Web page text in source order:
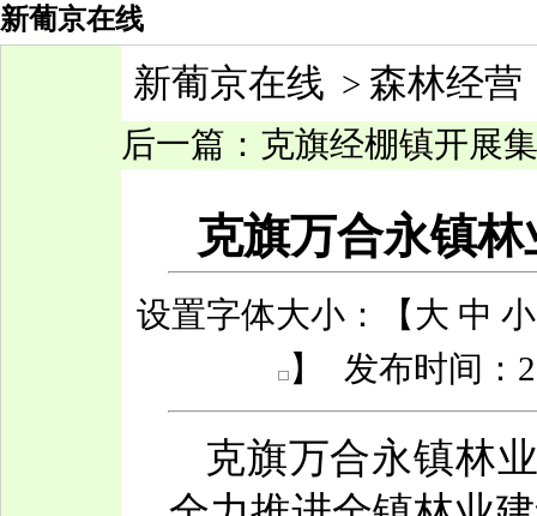
新葡京在线
新葡京在线 > 森林经营
后一篇： 克旗经棚镇开展
克旗万合永镇
设置字体大小：【 大 中 小
】
发布时间：
克旗万合永镇林